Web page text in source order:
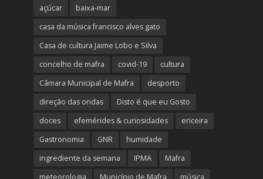
açúcar
baixa-mar
casa da música francisco alves gato
Casa de cultura Jaime Lobo e Silva
concelho de mafra
covid-19
cultura
Câmara Municipal de Mafra
desporto
direção das ondas
Disto é que eu Gosto
doces
efemérides & curiosidades
ericeira
Gastronomia
GNR
humidade
ingrediente da semana
IPMA
Mafra
meteorologia
Município de Mafra música